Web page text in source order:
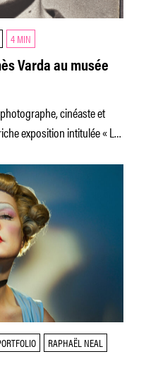
4 MIN
Varda au musée
cinéaste et
exposition intitulée « Le
RAPHAËL NEAL